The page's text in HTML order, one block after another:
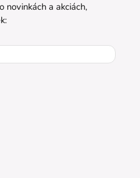
novinkách a akciách,